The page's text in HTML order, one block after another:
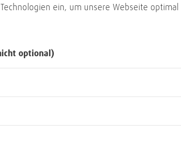
ein, um unsere Webseite
optional)
PostgreSQL, Ansible und/oder
Kommunikationsfähigkeiten,
Frustrationstoleranz sowie ein